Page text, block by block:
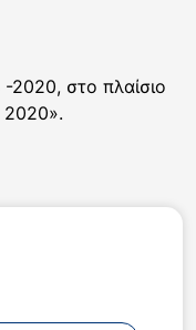
στο πλαίσιο